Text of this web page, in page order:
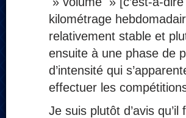
kilométrage
relativement stable et
ensuite à une phase de
d’intensité qui
effectuer les
Je suis plutôt d’avis